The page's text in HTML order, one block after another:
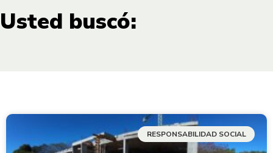
Usted buscó:
RESPONSABILIDAD SOCIAL